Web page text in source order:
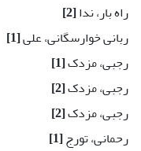
راه بار، ندا[2]
ربانی خوارسگانی، علی[1]
رجبی، مزدک[1]
رجبی، مزدک[2]
رجبی، مزدک[2]
رحمانی، تورج[1]